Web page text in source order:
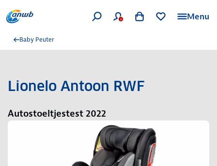
Menu
Baby Peuter
Lionelo Antoon RWF
Autostoeltjestest 2022